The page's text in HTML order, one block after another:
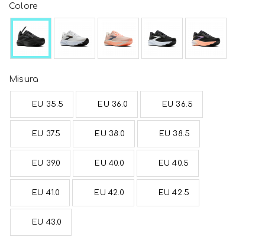
Colore
Misura
EU 35.5 EU 36.0 EU 36.5
EU 37.5 EU 38.0 EU 38.5
EU 39.0 EU 40.0 EU 40.5
EU 41.0 EU 42.0 EU 42.5
EU 43.0